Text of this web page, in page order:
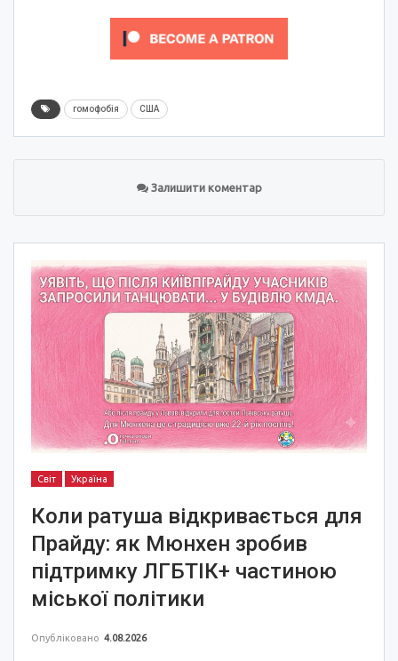
гомофобія США
Залишити коментар
Світ Україна
Коли ратуша відкривається для
Прайду: як Мюнхен зробив
підтримку ЛГБТІК+ частиною
міської політики
Опубліковано 4.08.2026